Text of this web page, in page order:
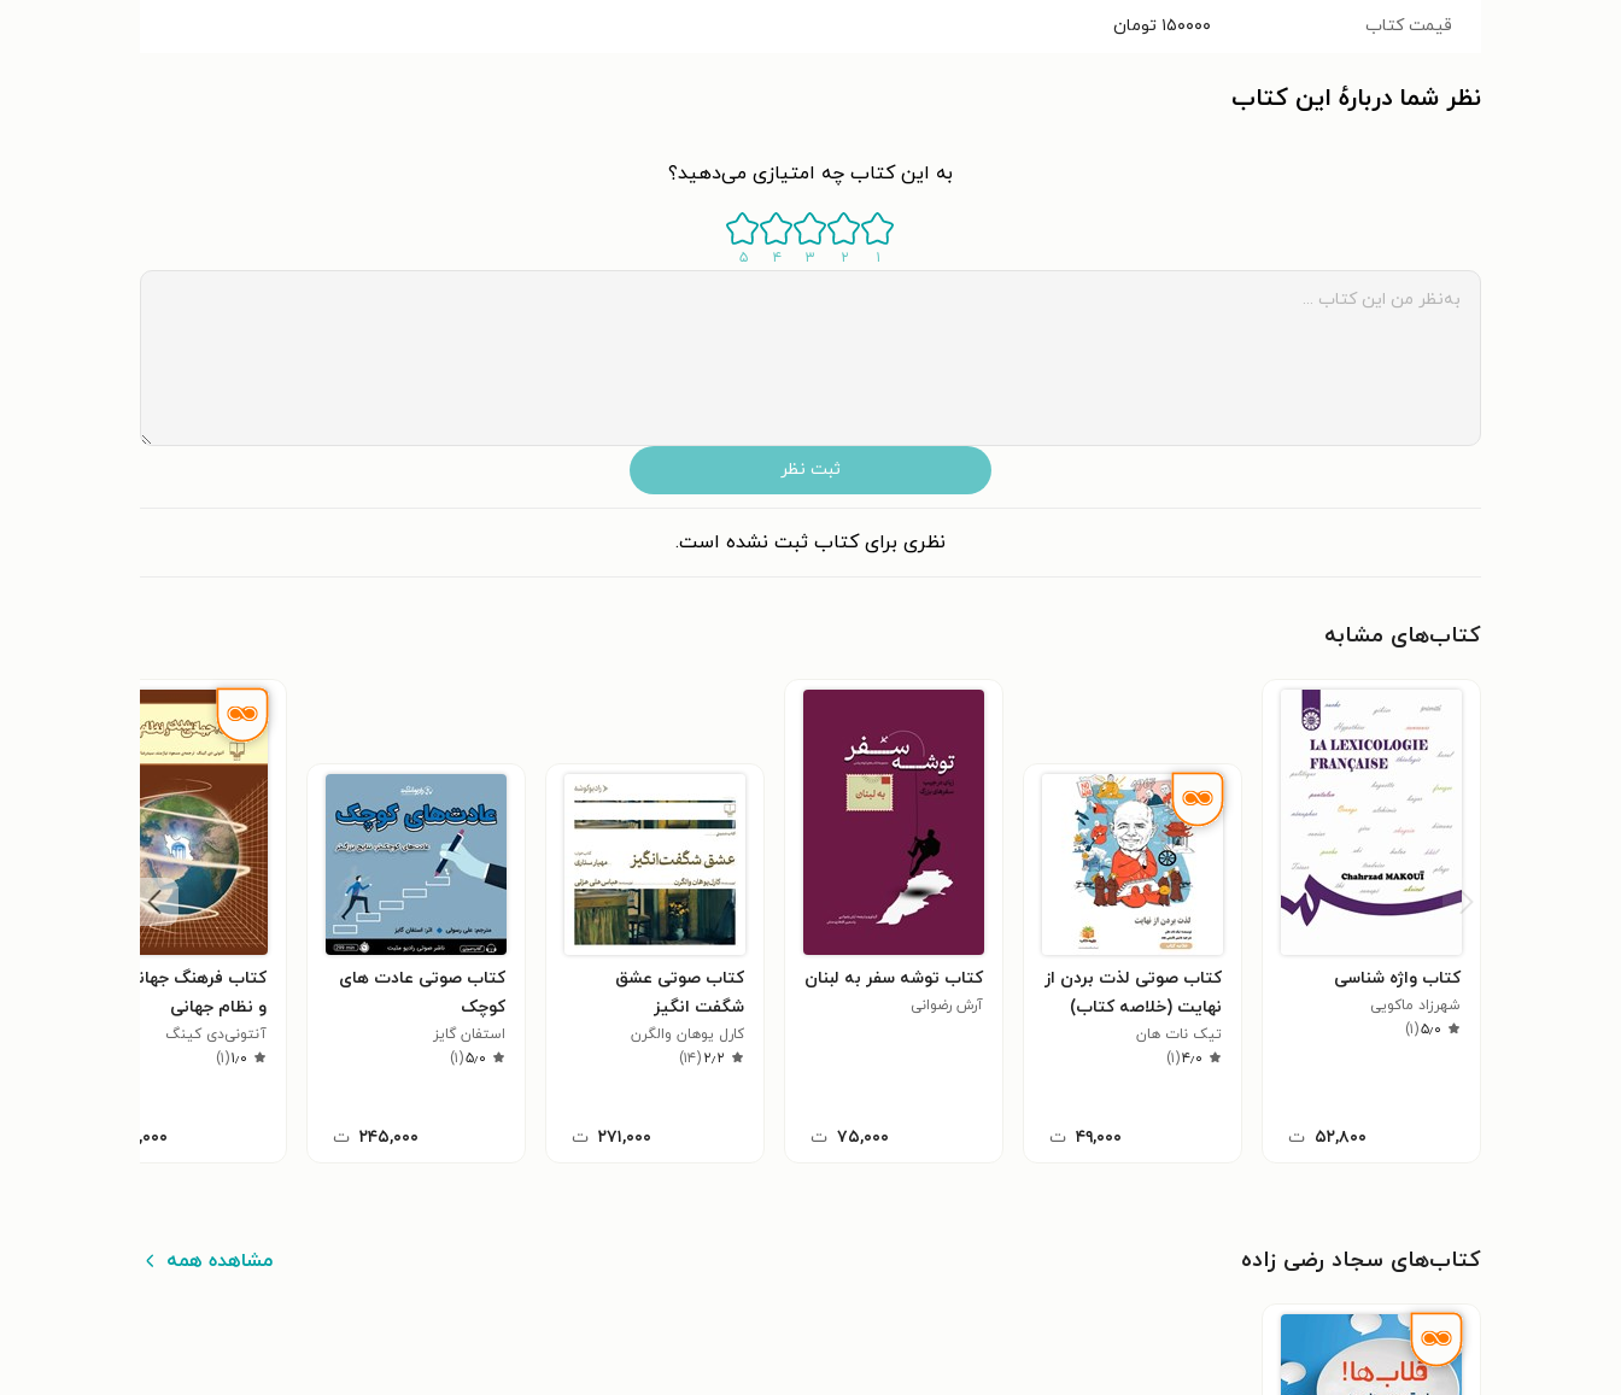
قیمت کتاب ۱۵۰۰۰۰ تومان
نظر شما دربارهٔ این کتاب
به این کتاب چه امتیازی می‌دهید؟
۱ ۲ ۳ ۴ ۵
ثبت نظر
نظری برای کتاب ثبت نشده است.
کتاب‌های مشابه
کتاب واژه شناسی
شهرزاد ماکویی
۵٫۰(۱)
۵۲,۸۰۰ ت
کتاب صوتی لذت بردن از
نهایت (خلاصه کتاب)
تیک نات هان
۴٫۰(۱)
۴۹,۰۰۰ ت
کتاب توشه سفر به لبنان
آرش رضوانی
۷۵,۰۰۰ ت
کتاب صوتی عشق
شگفت انگیز
کارل یوهان والگرن
۲٫۲(۱۴)
۲۷۱,۰۰۰ ت
کتاب صوتی عادت های
کوچک
استفان گایز
۵٫۰(۱)
۲۴۵,۰۰۰ ت
کتاب فرهنگ جهانی‌شدن
و نظام جهانی
آنتونی‌دی کینگ
۱٫۰(۱)
۹۳,۰۰۰
کتاب‌های سجاد رضی زاده مشاهده همه